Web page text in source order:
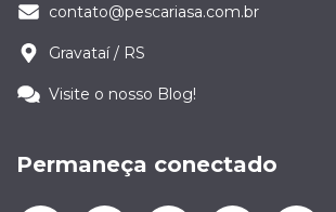
contato@pescariasa.com.br
Gravataí / RS
Visite o nosso Blog!
Permaneça conectado